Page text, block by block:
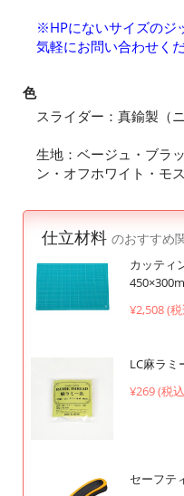
※HPにないサイズのジ
気軽にお問い合わせくだ
色
スライダー：真鍮製（
生地：ベージュ・ブラ
ン・オフホワイト・モ
仕立材料 のおすすめ
カッティ
¥2,508 (
LC麻ラミ
¥269 (税
セーフテ